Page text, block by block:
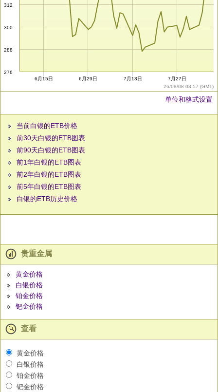
26/08/08 08:57 (GMT)
276
288
300
312
6月15日 6月29日 7月13日 7月27日
单位和格式设置
当前白银的ETB价格
前30天白银的ETB图表
前90天白银的ETB图表
前1年白银的ETB图表
前2年白银的ETB图表
前5年白银的ETB图表
白银的ETB历史价格
贵重金属
黄金价格
白银价格
铂金价格
钯金价格
查看
黄金价格
白银价格
铂金价格
钯金价格